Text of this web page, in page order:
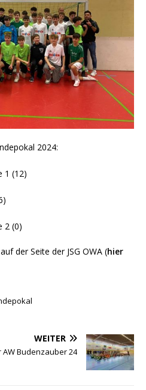
2024:
1 (12)
2 (0)
der Seite der JSG OWA (hier
WEITER
Budenzauber 24